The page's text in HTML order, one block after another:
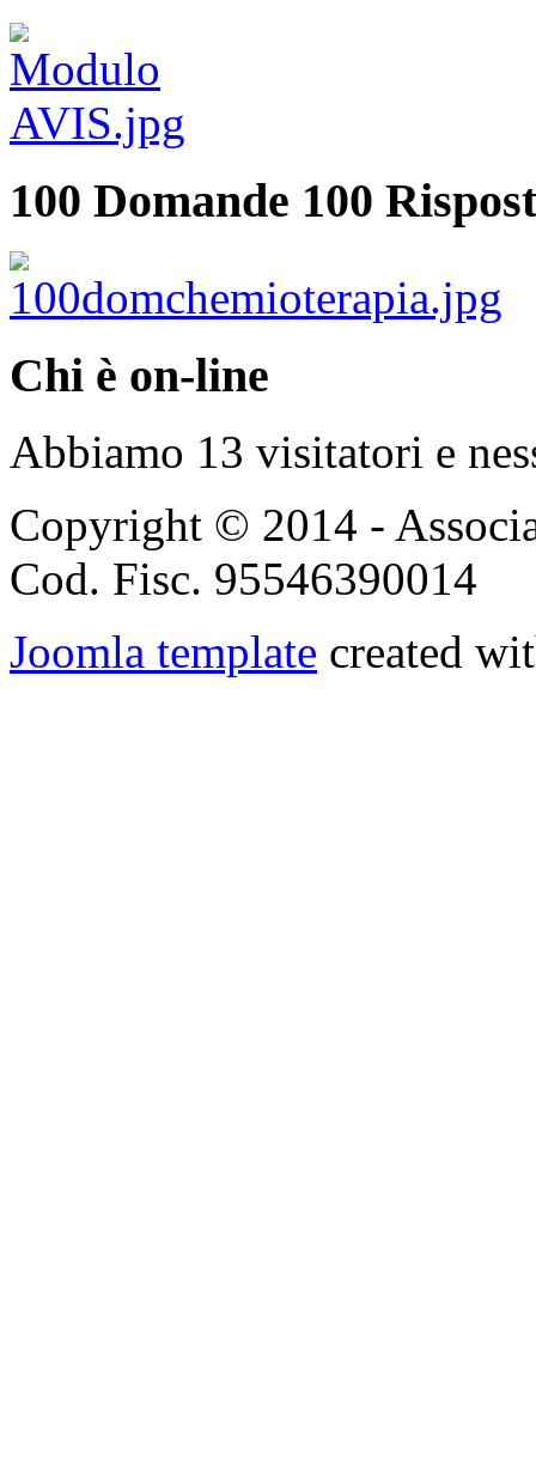
100 Domande 100
Chi è on-line
Abbiamo 13 visitatori e
Copyright © 2014 -
Cod. Fisc. 95546390014
Joomla template created